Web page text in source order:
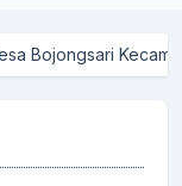
Kecamatan